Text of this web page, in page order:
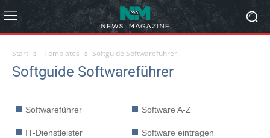
Start _Templates Softguide Softwareführer
Softguide Softwareführer
Softwareführer Software A-Z
IT-Dienstleister Software eintragen